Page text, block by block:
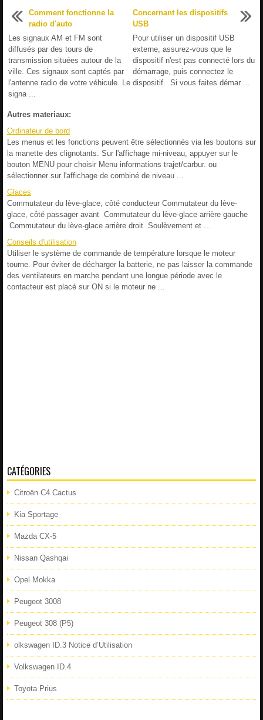
Comment fonctionne la
radio d'auto
Les signaux AM et FM sont
diffusés par des tours de
transmission situées autour de la
ville. Ces signaux sont captés par
l'antenne radio de votre véhicule. Le
signa ...
Concernant les dispositifs
USB
Pour utiliser un dispositif USB
externe, assurez-vous que le
dispositif n'est pas connecté lors du
démarrage, puis connectez le
dispositif. Si vous faites démar ...
Autres materiaux:
Ordinateur de bord
Les menus et les fonctions peuvent être sélectionnés via les boutons sur
la manette des clignotants. Sur l'affichage mi-niveau, appuyer sur le
bouton MENU pour choisir Menu informations trajet/carbur. ou
sélectionner sur l'affichage de combiné de niveau ...
Glaces
Commutateur du lève-glace, côté conducteur Commutateur du lève-
glace, côté passager avant Commutateur du lève-glace arrière gauche
Commutateur du lève-glace arrière droit Soulèvement et ...
Conseils d'utilisation
Utiliser le système de commande de température lorsque le moteur
tourne. Pour éviter de décharger la batterie, ne pas laisser la commande
des ventilateurs en marche pendant une longue période avec le
contacteur est placé sur ON si le moteur ne ...
CATÉGORIES
Citroën C4 Cactus
Kia Sportage
Mazda CX-5
Nissan Qashqai
Opel Mokka
Peugeot 3008
Peugeot 308 (P5)
olkswagen ID.3 Notice d’Utilisation
Volkswagen ID.4
Toyota Prius